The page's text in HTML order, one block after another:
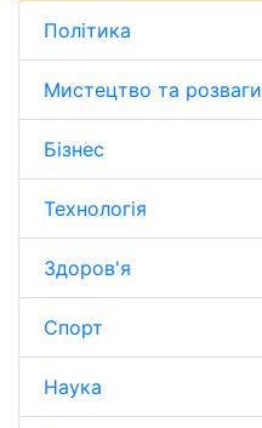
Політика
Мистецтво та розваги
Бізнес
Технологія
Здоров'я
Спорт
Наука